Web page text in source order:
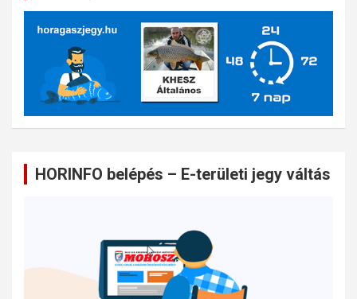
HORINFO belépés – E-területi jegy váltás